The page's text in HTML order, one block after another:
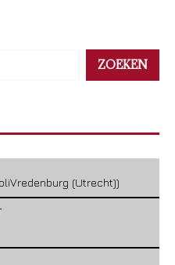
ZOEKEN
(Utrecht))